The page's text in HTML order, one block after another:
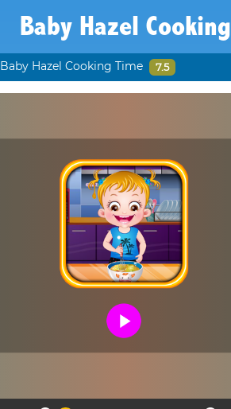
Baby Hazel
Baby Hazel Cooking Time 7.5